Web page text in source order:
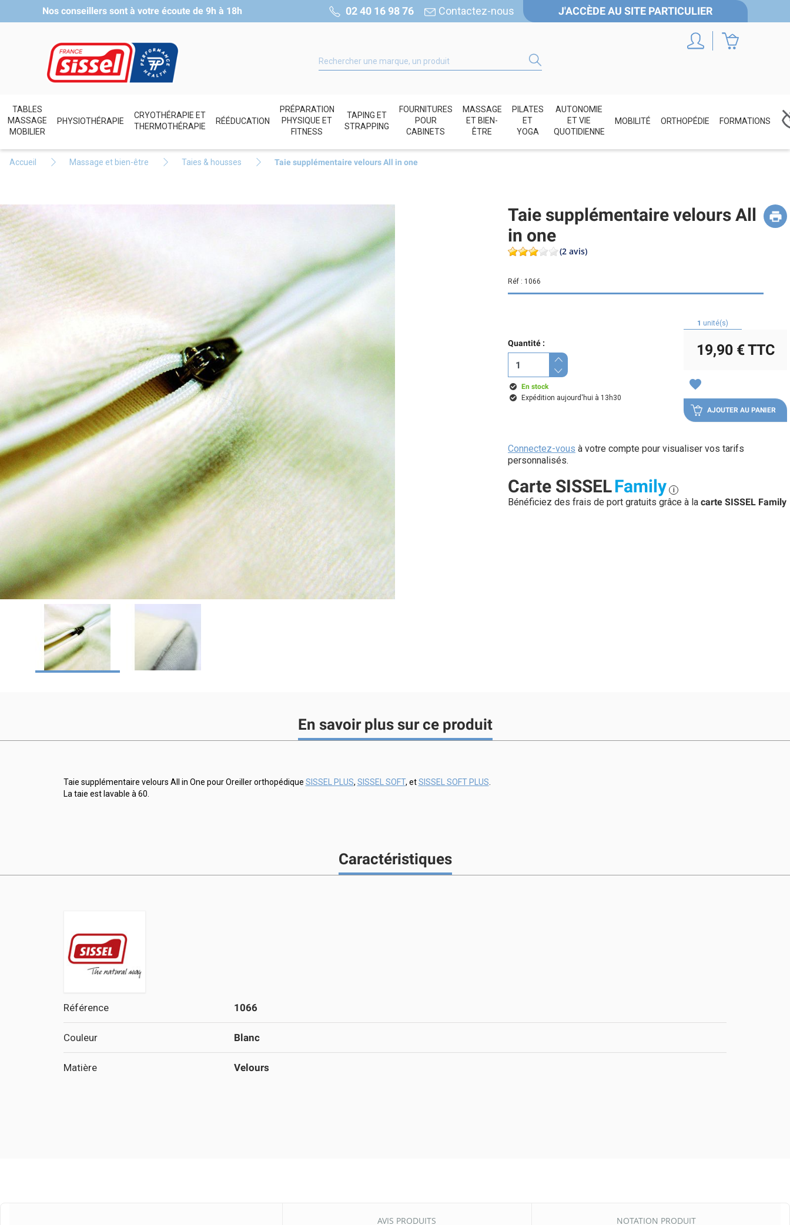
Nos conseillers sont à votre écoute de 9h à 18h 02 40 16 98 76 Contactez-nous J'ACCÈDE AU SITE PARTICULIER
TABLES
MASSAGE
MOBILIER
PHYSIOTHÉRAPIE
CRYOTHÉRAPIE ET
THERMOTHÉRAPIE
RÉÉDUCATION
PRÉPARATION
PHYSIQUE ET
FITNESS
TAPING ET
STRAPPING
FOURNITURES
POUR
CABINETS
MASSAGE
ET BIEN-
ÊTRE
PILATES
ET
YOGA
AUTONOMIE
ET VIE
QUOTIDIENNE
MOBILITÉ ORTHOPÉDIE FORMATIONS
Accueil Massage et bien-être Taies & housses Taie supplémentaire velours All in one
Taie supplémentaire velours All
in one
(2 avis)
Réf : 1066
Quantité :
En stock
Expédition aujourd'hui à 13h30
1 unité(s)
19,90 €TTC
favorite
AJOUTER AU PANIER
Connectez-vous à votre compte pour visualiser vos tarifs
personnalisés.
Carte SISSELFamily i
Bénéficiez des frais de port gratuits grâce à la carte SISSEL Family
En savoir plus sur ce produit
Taie supplémentaire velours All in One pour Oreiller orthopédique SISSEL PLUS, SISSEL SOFT, etSISSEL SOFT PLUS.
La taie est lavable à 60.
Caractéristiques
Référence 1066
Couleur Blanc
Matière Velours
AVIS PRODUITS NOTATION PRODUIT